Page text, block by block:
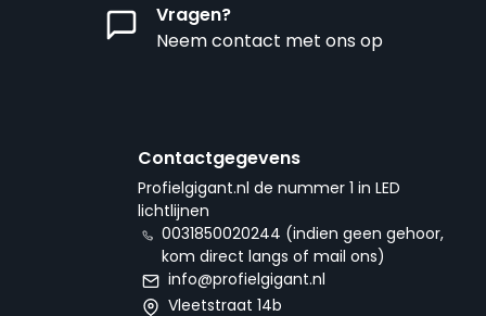
Vragen?
Neem contact met ons op
Contactgegevens
Profielgigant.nl de nummer 1 in LED
lichtlijnen
0031850020244 (indien geen gehoor,
kom direct langs of mail ons)
info@profielgigant.nl
Vleetstraat 14b